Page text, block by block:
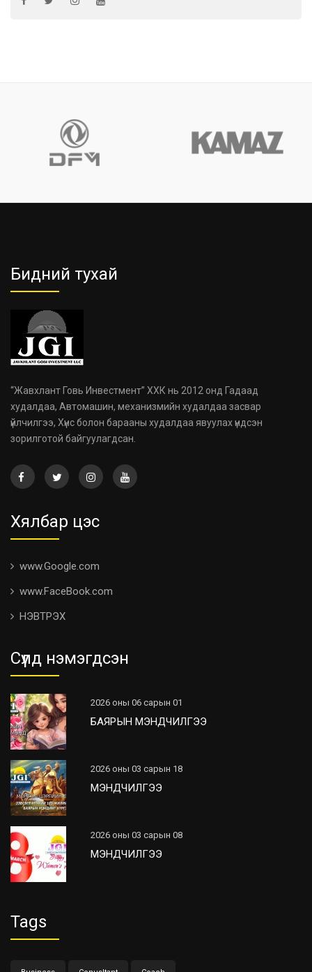
Бидний тухай
“Жавхлант Говь Инвестмент” ХХК нь 2012 онд Гадаад
худалдаа, Автомашин, механизмийн худалдаа засвар
үйлчилгээ, Хүнс болон барааны худалдаа явуулах үндсэн
зорилготой байгуулагдсан.
Хялбар цэс
www.Google.com
www.FaceBook.com
НЭВТРЭХ
Сүүлд нэмэгдсэн
2026 оны 06 сарын 01
БАЯРЫН МЭНДЧИЛГЭЭ
2026 оны 03 сарын 18
МЭНДЧИЛГЭЭ
2026 оны 03 сарын 08
МЭНДЧИЛГЭЭ
Tags